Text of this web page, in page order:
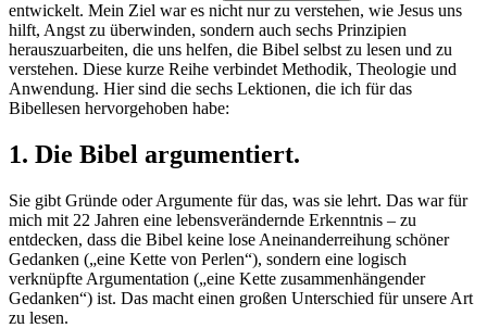
entwickelt. Mein Ziel war es nicht nur zu verstehen, wie Jesus uns
hilft, Angst zu überwinden, sondern auch sechs Prinzipien
herauszuarbeiten, die uns helfen, die Bibel selbst zu lesen und zu
verstehen. Diese kurze Reihe verbindet Methodik, Theologie und
Anwendung. Hier sind die sechs Lektionen, die ich für das
Bibellesen hervorgehoben habe:
1. Die Bibel argumentiert.
Sie gibt Gründe oder Argumente für das, was sie lehrt. Das war für
mich mit 22 Jahren eine lebensverändernde Erkenntnis – zu
entdecken, dass die Bibel keine lose Aneinanderreihung schöner
Gedanken („eine Kette von Perlen“), sondern eine logisch
verknüpfte Argumentation („eine Kette zusammenhängender
Gedanken“) ist. Das macht einen großen Unterschied für unsere Art
zu lesen.